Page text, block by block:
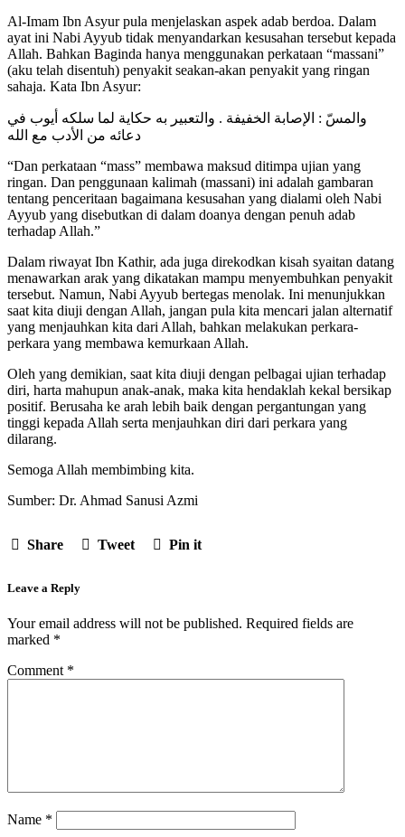
Al-Imam Ibn Asyur pula menjelaskan aspek adab berdoa. Dalam
ayat ini Nabi Ayyub tidak menyandarkan kesusahan tersebut kepada
Allah. Bahkan Baginda hanya menggunakan perkataan “massani”
(aku telah disentuh) penyakit seakan-akan penyakit yang ringan
sahaja. Kata Ibn Asyur:
والمسّ : الإصابة الخفيفة . والتعبير به حكاية لما سلكه أيوب في
دعائه من الأدب مع الله
“Dan perkataan “mass” membawa maksud ditimpa ujian yang
ringan. Dan penggunaan kalimah (massani) ini adalah gambaran
tentang penceritaan bagaimana kesusahan yang dialami oleh Nabi
Ayyub yang disebutkan di dalam doanya dengan penuh adab
terhadap Allah.”
Dalam riwayat Ibn Kathir, ada juga direkodkan kisah syaitan datang
menawarkan arak yang dikatakan mampu menyembuhkan penyakit
tersebut. Namun, Nabi Ayyub bertegas menolak. Ini menunjukkan
saat kita diuji dengan Allah, jangan pula kita mencari jalan alternatif
yang menjauhkan kita dari Allah, bahkan melakukan perkara-
perkara yang membawa kemurkaan Allah.
Oleh yang demikian, saat kita diuji dengan pelbagai ujian terhadap
diri, harta mahupun anak-anak, maka kita hendaklah kekal bersikap
positif. Berusaha ke arah lebih baik dengan pergantungan yang
tinggi kepada Allah serta menjauhkan diri dari perkara yang
dilarang.
Semoga Allah membimbing kita.
Sumber: Dr. Ahmad Sanusi Azmi
Share Tweet Pin it
Leave a Reply
Your email address will not be published. Required fields are
marked *
Comment *
Name *